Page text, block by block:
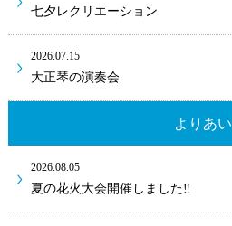
七夕レクリエーション
2026.07.15
大正琴の演奏会
よりあい
2026.08.05
夏の花火大会開催しました‼